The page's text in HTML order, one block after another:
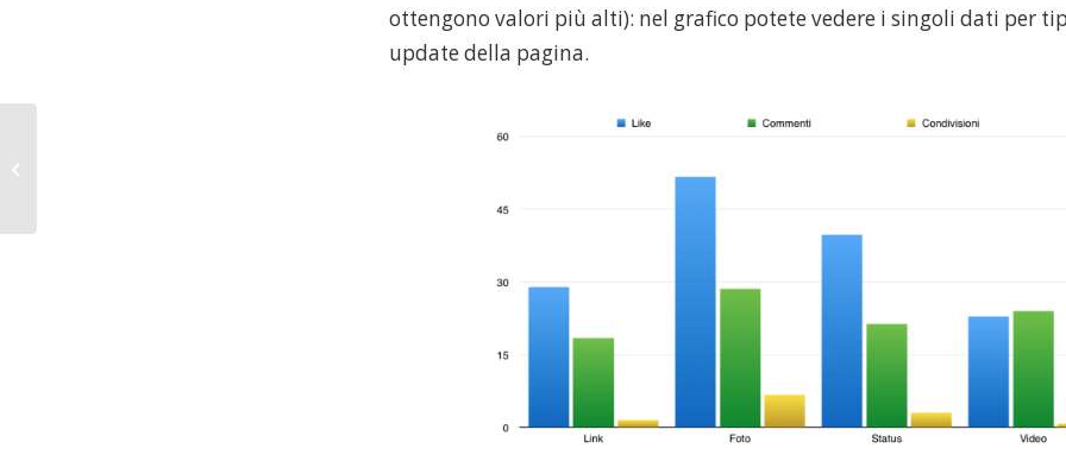
ottengono valori più alti): nel grafico potete vedere i singoli dati per
update della pagina.